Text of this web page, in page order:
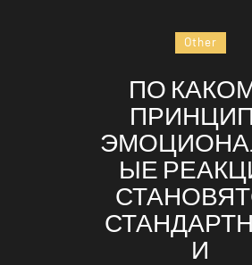
ABOUT
CONTACT
Other
ПО
ЫЕ
И